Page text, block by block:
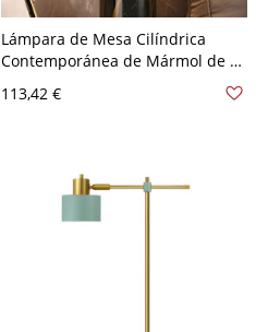
Lámpara de Mesa Cilíndrica
Contemporánea de Mármol de 1
Luz para Dormitorio - Negro 110
A 120 V
113,42 €